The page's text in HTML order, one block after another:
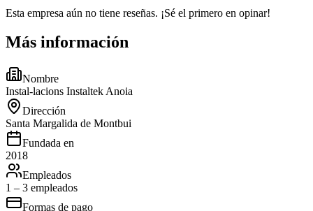
Esta empresa aún no tiene reseñas. ¡Sé el primero en opinar!
Más información
Nombre
Instal-lacions Instaltek Anoia
Dirección
Santa Margalida de Montbui
Fundada en
2018
Empleados
1 – 3 empleados
Formas de pago